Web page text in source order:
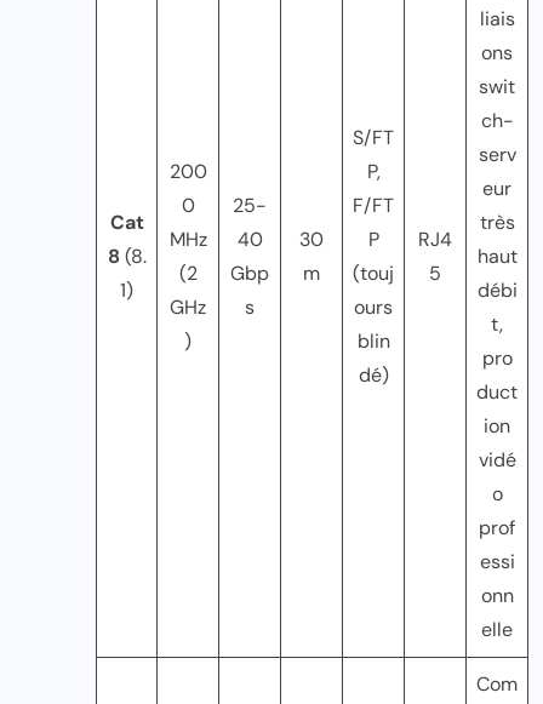
Cat
8 (8.
1)
200
0
MHz
(2
GHz
)
25-
40
Gbp
s
30
m
S/FT
P,
F/FT
P
(touj
ours
blin
dé)
RJ4
5
liais
ons
swit
ch-
serv
eur
très
haut
débi
t,
pro
duct
ion
vidé
o
prof
essi
onn
elle
Com